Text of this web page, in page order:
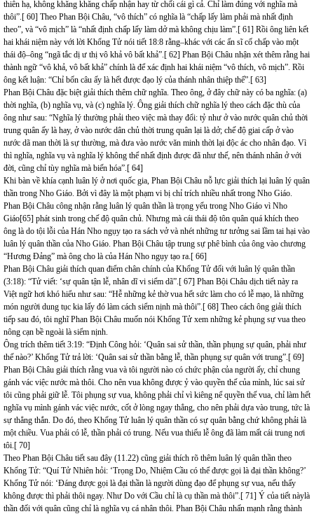
thiên hạ, không khăng khăng chấp nhận hay từ chối cái gì cả. Chỉ làm đúng với nghĩa mà
thôi”.[ 60] Theo Phan Bội Châu, “vô thích” có nghĩa là “chấp lấy làm phải mà nhất định
theo”, và “vô mịch” là “nhất định chấp lấy làm dở mà không chịu làm”.[ 61] Rồi ông liên kết
hai khái niệm này với lời Khổng Tử nói tiết 18:8 rằng–khác với các ẩn sĩ cố chấp vào một
thái độ–ông “ngã tắc dị ư thị vô khả vô bất khả”.[ 62] Phan Bội Châu nhận xét thêm rằng hai
thành ngữ “vô khả, vô bất khả” chính là để xác định hai khái niệm “vô thích, vô mịch”. Rồi
ông kết luận: “Chỉ bốn câu ấy là hết được đạo lý của thánh nhân thiệp thế”.[ 63]
Phan Bội Châu đặc biệt giải thích thêm chữ nghĩa. Theo ông, ở đây chữ này có ba nghĩa: (a)
thời nghĩa, (b) nghĩa vụ, và (c) nghĩa lý. Ông giải thích chữ nghĩa lý theo cách đặc thù của
ông như sau: “Nghĩa lý thường phải theo việc mà thay đổi: tỷ như ở vào nước quân chủ thời
trung quân ấy là hay, ở vào nước dân chủ thời trung quân lại là dở; chế độ giai cấp ở vào
nước dã man thời là sự thường, mà đưa vào nước văn minh thời lại độc ác cho nhân đạo. Vì
thì nghĩa, nghĩa vụ và nghĩa lý không thể nhất định được đã như thế, nên thánh nhân ở với
đời, cũng chỉ tùy nghĩa mà biến hóa”.[ 64]
Khi bàn về khía cạnh luân lý ở nơi quốc gia, Phan Bội Châu nỗ lực giải thích lại luân lý quân
thần trong Nho Giáo. Bởi vì đây là một phạm vi bị chỉ trích nhiều nhất trong Nho Giáo.
Phan Bội Châu công nhận rằng luân lý quân thần là trọng yếu trong Nho Giáo vì Nho
Giáo[65] phát sinh trong chế độ quân chủ. Nhưng mà cái thái độ tôn quân quá khích theo
ông là do tội lỗi của Hán Nho ngụy tạo ra sách vở và nhét những tư tưởng sai lầm tai hại vào
luân lý quân thần của Nho Giáo. Phan Bội Châu tập trung sự phê bình của ông vào chương
“Hương Đảng” mà ông cho là của Hán Nho ngụy tạo ra.[ 66]
Phan Bội Châu giải thích quan điểm chân chính của Khổng Tử đối với luân lý quân thần
(3:18): “Tử viết: ‘sự quân tận lễ, nhân dĩ vi siểm dã”.[ 67] Phan Bội Châu dịch tiết này ra
Việt ngữ hơi khó hiểu như sau: “Hễ những kẻ thờ vua hết sức làm cho có lễ mạo, là những
món người dung tục kia lấy đó làm cách siểm nịnh mà thôi”.[ 68] Theo cách ông giải thích
tiếp sau đó, tôi nghĩ Phan Bội Châu muốn nói Khổng Tử xem những kẻ phụng sự vua theo
nông cạn bề ngoài là siểm nịnh.
Ông trích thêm tiết 3:19: “Định Công hỏi: ‘Quân sai sử thần, thần phụng sự quân, phải như
thế nào?’ Khổng Tử trả lời: ‘Quân sai sử thần bằng lễ, thần phụng sự quân với trung”.[ 69]
Phan Bội Châu giải thích rằng vua và tôi người nào có chức phận của người ấy, chỉ chung
gánh vác việc nước mà thôi. Cho nên vua không được ỷ vào quyền thế của mình, lúc sai sử
tôi cũng phải giữ lễ. Tôi phụng sự vua, không phải chỉ vì kiêng nể quyền thế vua, chỉ làm hết
nghĩa vụ mình gánh vác việc nước, cốt ở lòng ngay thẳng, cho nên phải dựa vào trung, tức là
sự thẳng thắn. Do đó, theo Khổng Tử luân lý quân thần có sự quân bằng chứ không phải là
một chiều. Vua phải có lễ, thần phải có trung. Nếu vua thiếu lễ ông đã làm mất cái trung nơi
tôi.[ 70]
Theo Phan Bội Châu tiết sau đây (11.22) cũng giải thích rõ thêm luân lý quân thần theo
Khổng Tử: “Quí Tử Nhiên hỏi: ‘Trọng Do, Nhiệm Cầu có thể được gọi là đại thần không?’
Khổng Tử nói: ‘Đáng được gọi là đại thần là người dùng đạo để phụng sự vua, nếu thấy
không được thì phải thôi ngay. Như Do với Cầu chỉ là cụ thần mà thôi”.[ 71] Ý của tiết nàylà
thần đối với quân cũng chỉ là nghĩa vụ cá nhân thôi. Phan Bội Châu nhấn mạnh rằng thành